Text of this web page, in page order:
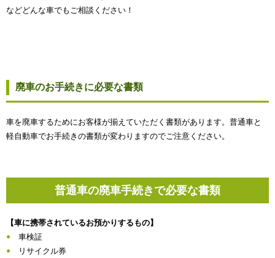
などどんな車でもご相談ください！
廃車のお手続きに必要な書類
車を廃車するためにお客様が揃えていただく書類があります。普通車と
軽自動車でお手続きの書類が変わりますのでご注意ください。
普通車の廃車手続きで必要な書類
【車に携帯されているお預かりするもの】
車検証
リサイクル券